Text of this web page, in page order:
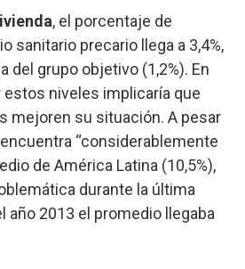
, el porcentaje de
sanitario precario llega a 3,4%,
del grupo objetivo (1,2%). En
estos niveles implicaría que
mejoren su situación. A pesar
“considerablemente
de América Latina (10,5%),
durante la última
año 2013 el promedio llegaba